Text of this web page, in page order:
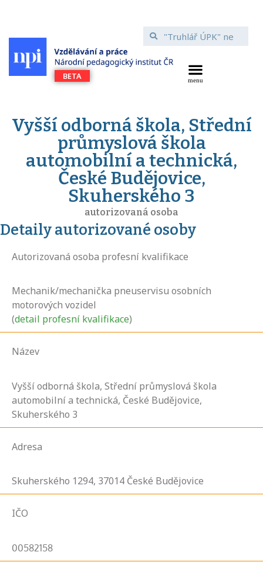
Vyšší odborná škola, Střední
průmyslová škola
automobilní a technická,
České Budějovice,
Skuherského 3
autorizovaná osoba
Detaily autorizované osoby
Autorizovaná osoba profesní kvalifikace
Mechanik/mechanička pneuservisu osobních
motorových vozidel
(detail profesní kvalifikace)
Název
Vyšší odborná škola, Střední průmyslová škola
automobilní a technická, České Budějovice,
Skuherského 3
Adresa
Skuherského 1294, 37014 České Budějovice
IČO
00582158